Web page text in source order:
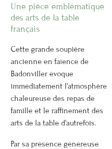
Une pièce emblématique
des arts de la table
français
Cette grande soupière
ancienne en faïence de
Badonviller évoque
immédiatement l'atmosphère
chaleureuse des repas de
famille et le raffinement des
arts de la table d'autrefois.
Par sa présence généreuse